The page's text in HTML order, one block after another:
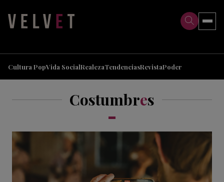
Cultura PopVida SocialRealezaTendenciasRevistaPoder
Costumbres